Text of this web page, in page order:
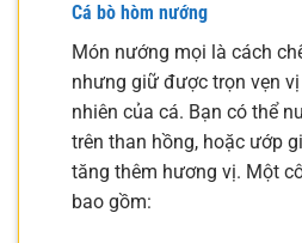
Cá bò hòm nướng
Món nướng mọi là cách
nhưng giữ được trọn vẹn
nhiên của cá. Bạn có thể
trên than hồng, hoặc ướp
tăng thêm hương vị. Một
bao gồm: